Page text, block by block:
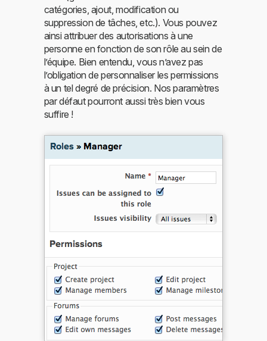
catégories, ajout, modification ou
suppression de tâches, etc.). Vous pouvez
ainsi attribuer des autorisations à une
personne en fonction de son rôle au sein de
l’équipe. Bien entendu, vous n’avez pas
l’obligation de personnaliser les permissions
à un tel degré de précision. Nos paramètres
par défaut pourront aussi très bien vous
suffire !